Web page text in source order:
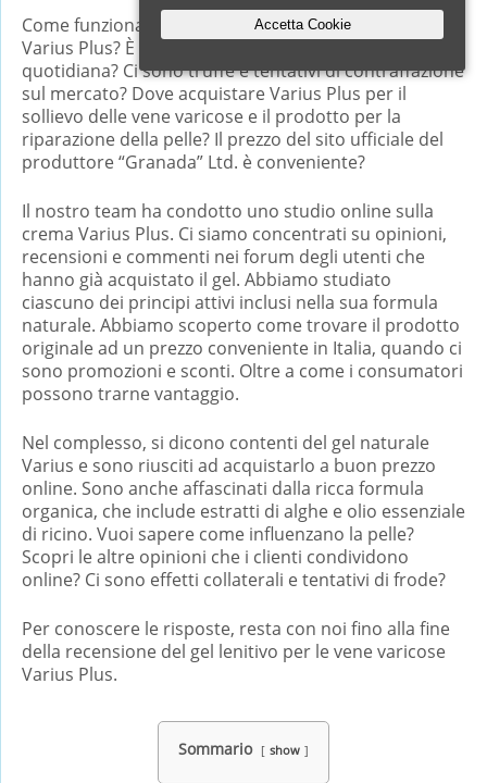
Come funziona il gel lenitivo per le vene varicose
Varius Plus? È sicuro per l’applicazione topica
quotidiana? Ci sono truffe e tentativi di contraffazione
sul mercato? Dove acquistare Varius Plus per il
sollievo delle vene varicose e il prodotto per la
riparazione della pelle? Il prezzo del sito ufficiale del
produttore “Granada” Ltd. è conveniente?
Il nostro team ha condotto uno studio online sulla
crema Varius Plus. Ci siamo concentrati su opinioni,
recensioni e commenti nei forum degli utenti che
hanno già acquistato il gel. Abbiamo studiato
ciascuno dei principi attivi inclusi nella sua formula
naturale. Abbiamo scoperto come trovare il prodotto
originale ad un prezzo conveniente in Italia, quando ci
sono promozioni e sconti. Oltre a come i consumatori
possono trarne vantaggio.
Nel complesso, si dicono contenti del gel naturale
Varius e sono riusciti ad acquistarlo a buon prezzo
online. Sono anche affascinati dalla ricca formula
organica, che include estratti di alghe e olio essenziale
di ricino. Vuoi sapere come influenzano la pelle?
Scopri le altre opinioni che i clienti condividono
online? Ci sono effetti collaterali e tentativi di frode?
Per conoscere le risposte, resta con noi fino alla fine
della recensione del gel lenitivo per le vene varicose
Varius Plus.
Sommario show
Accetta Cookie